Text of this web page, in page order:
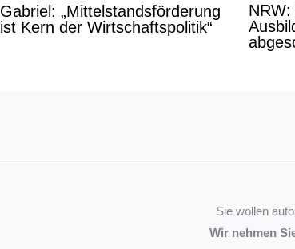
Gabriel: „Mittelstandsförderung
ist Kern der Wirtschaftspolitik“
NRW:
Sie wollen
Wir nehmen